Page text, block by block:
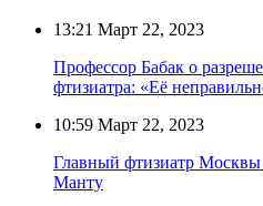
13:21 Март 22, 2023
Профессор Бабак о
фтизиатра: «Её
10:59 Март 22, 2023
Главный фтизиатр
Манту